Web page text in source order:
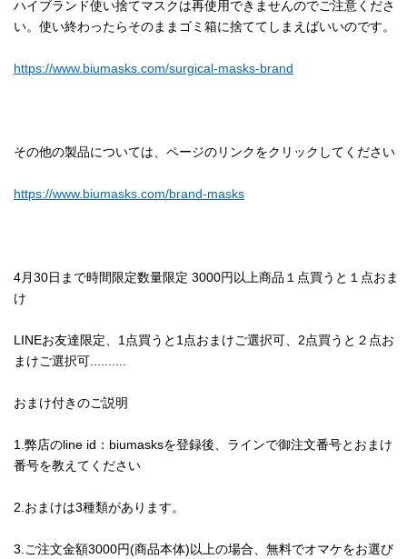
ハイブランド使い捨てマスクは再使用できませんのでご注意くださ
い。使い終わったらそのままゴミ箱に捨ててしまえばいいのです。
https://www.biumasks.com/surgical-masks-brand
その他の製品については、ページのリンクをクリックしてください
https://www.biumasks.com/brand-masks
4月30日まで時間限定数量限定 3000円以上商品１点買うと１点おま
け
LINEお友達限定、1点買うと1点おまけご選択可、2点買うと２点お
まけご選択可..........
おまけ付きのご説明
1.弊店のline id：biumasksを登録後、ラインで御注文番号とおまけ
番号を教えてください
2.おまけは3種類があります。
3.ご注文金額3000円(商品本体)以上の場合、無料でオマケをお選び